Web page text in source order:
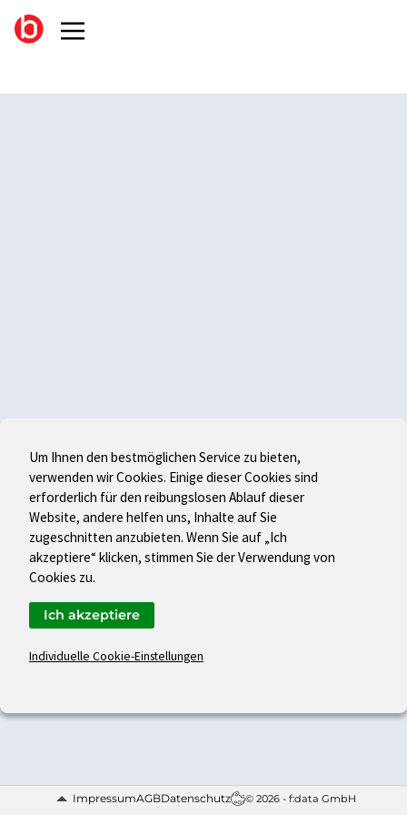
ImpressumAGBDatenschutz © 2026 - f:data GmbH
Um Ihnen den bestmöglichen Service zu bieten,
verwenden wir Cookies. Einige dieser Cookies sind
erforderlich für den reibungslosen Ablauf dieser
Website, andere helfen uns, Inhalte auf Sie
zugeschnitten anzubieten. Wenn Sie auf „Ich
akzeptiere“ klicken, stimmen Sie der Verwendung von
Cookies zu.
Individuelle Cookie-Einstellungen
Ich akzeptiere